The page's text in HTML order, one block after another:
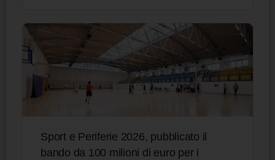
Sport e Periferie 2026, pubblicato il
bando da 100 milioni di euro per i